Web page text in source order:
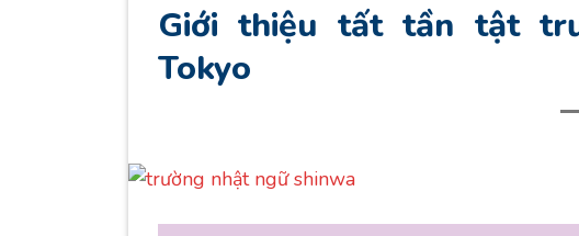
Giới thiệu tất tần tật
Tokyo